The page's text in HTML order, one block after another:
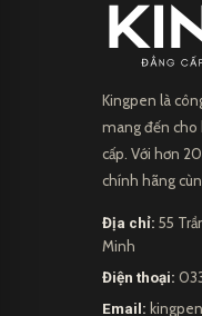
Kingpen là
mang đến cho
cấp. Với hơn
chính hãng
Địa chỉ: 55
Minh
Điện thoại:
Email: